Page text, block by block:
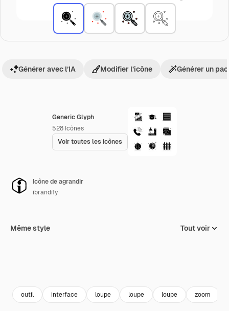
Generic Glyph
528 Icônes
Voir toutes les icônes
Générer avec l’IA Modifier l’icône Générer un
Icône de agrandir
ibrandify
Même style Tout voir
outil interface loupe loupe loupe zoom